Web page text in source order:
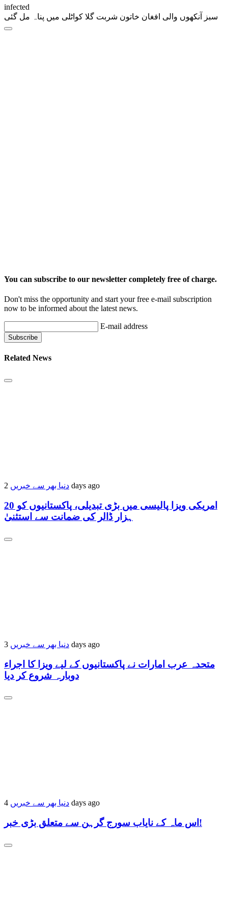
infected
سبز آنکھوں والی افغان خاتون شربت گلا کواٹلی میں پناہ مل گئی
You can subscribe to our newsletter completely free of charge.
Don't miss the opportunity and start your free e-mail subscription
now to be informed about the latest news.
E-mail address
Related News
دنیا بھر سے خبریں 2 days ago
امریکی ویزا پالیسی میں بڑی تبدیلی، پاکستانیوں کو 20
ہزار ڈالر کی ضمانت سے استثنیٰ
دنیا بھر سے خبریں 3 days ago
متحدہ عرب امارات نے پاکستانیوں کے لیے ویزا کا اجراء
دوبارہ شروع کر دیا
دنیا بھر سے خبریں 4 days ago
اس ماہ کے نایاب سورج گرہن سے متعلق بڑی خبر!